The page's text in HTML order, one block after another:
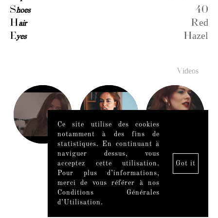
Shoes
40
Hair
Red
Eyes Hazel
Videos
Ce site utilise des cookies
notamment à des fins de
statistiques. En continuant à
naviguer dessus, vous
acceptez cette utilisation.
Pour plus d’informations,
merci de vous référer à nos
Conditions Générales
d’Utilisation.
Got it